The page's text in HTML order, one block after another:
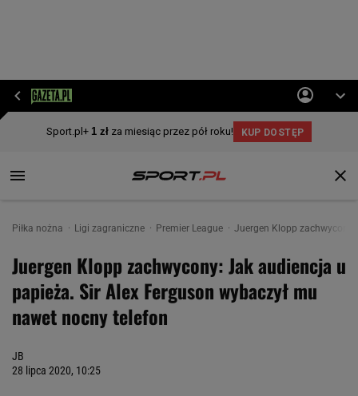
Piłka nożna Ligi zagraniczne Premier League Juergen Klopp
Juergen Klopp zachwycony: Jak audiencja u
papieża. Sir Alex Ferguson wybaczył mu
nawet nocny telefon
JB
28 lipca 2020, 10:25